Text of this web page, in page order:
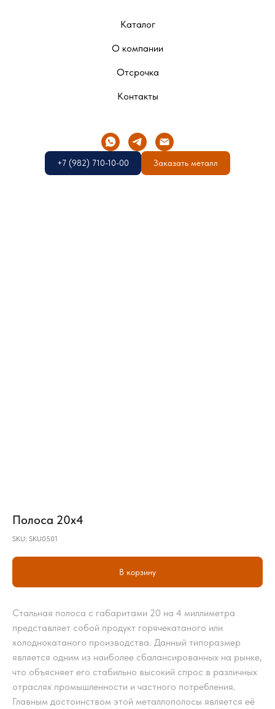
Каталог
О компании
Отсрочка
Контакты
+7 (982) 710-10-00 Заказать металл
Полоса 20х4
SKU: SKU0501
В корзину
Стальная полоса с габаритами 20 на 4 миллиметра
представляет собой продукт горячекатаного или
холоднокатаного производства. Данный типоразмер
является одним из наиболее сбалансированных на рынке,
что объясняет его стабильно высокий спрос в различных
отраслях промышленности и частного потребления.
Главным достоинством этой металлополосы является её